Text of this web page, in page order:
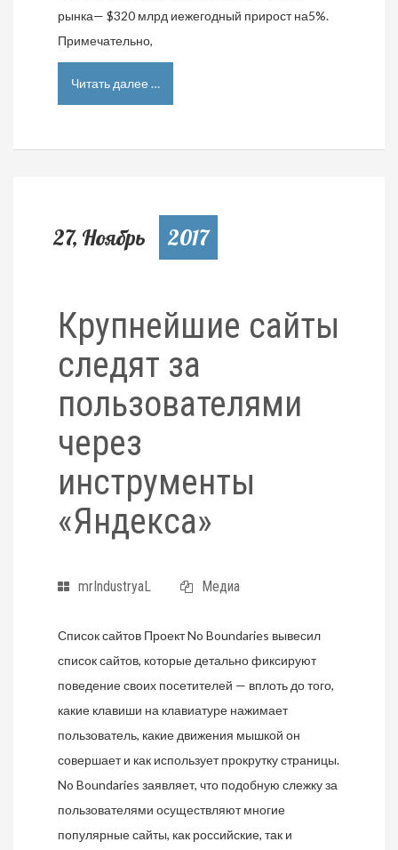
рынка— $320 млрд иежегодный прирост на5%.
Примечательно,
Читать далее …
27, Ноябрь 2017
Крупнейшие сайты
следят за
пользователями
через
инструменты
«Яндекса»
mrIndustryaL Медиа
Список сайтов Проект No Boundaries вывесил
список сайтов, которые детально фиксируют
поведение своих посетителей — вплоть до того,
какие клавиши на клавиатуре нажимает
пользователь, какие движения мышкой он
совершает и как использует прокрутку страницы.
No Boundaries заявляет, что подобную слежку за
пользователями осуществляют многие
популярные сайты, как российские, так и